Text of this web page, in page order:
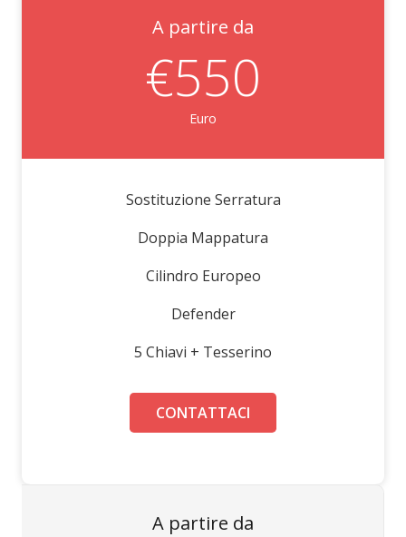
A partire da
€550
Euro
Sostituzione Serratura
Doppia Mappatura
Cilindro Europeo
Defender
5 Chiavi + Tesserino
CONTATTACI
A partire da